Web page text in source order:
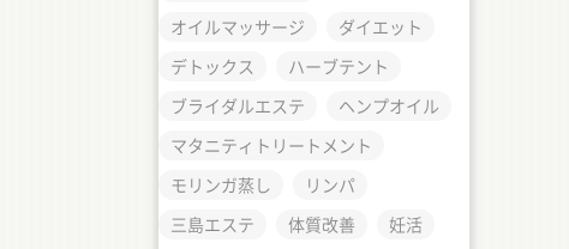
オイルマッサージ
ダイエット
デトックス
ハーブテント
ブライダルエステ
ヘンプオイル
マタニティトリートメント
モリンガ蒸し
リンパ
三島エステ
体質改善
妊活